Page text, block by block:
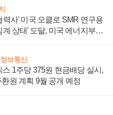
력사' 미국 오클로 SMR 연구용
계 상태' 도달, 미국 에너지부
보통신
스 1주당 375원 현금배당 실시,
원 계획 9월 공개 예정